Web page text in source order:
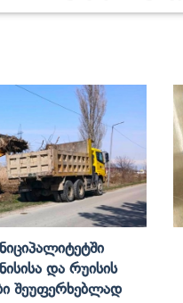
Და Რუისის
Შეუფერხებლად